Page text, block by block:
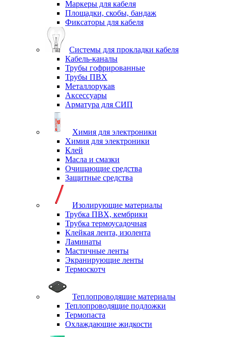
Маркеры для кабеля
Площадки, скобы, бандаж
Фиксаторы для кабеля
Системы для прокладки кабеля
Кабель-каналы
Трубы гофрированные
Трубы ПВХ
Металлорукав
Аксессуары
Арматура для СИП
Химия для электроники
Химия для электроники
Клей
Масла и смазки
Очищающие средства
Защитные средства
Изолирующие материалы
Трубка ПВХ, кембрики
Трубка термоусадочная
Клейкая лента, изолента
Ламинаты
Мастичные ленты
Экранирующие ленты
Термоскотч
Теплопроводящие материалы
Теплопроводящие подложки
Термопаста
Охлаждающие жидкости